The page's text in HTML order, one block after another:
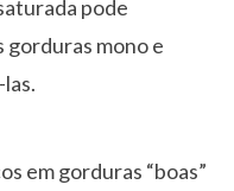
pode
gorduras mono e
em gorduras “boas”